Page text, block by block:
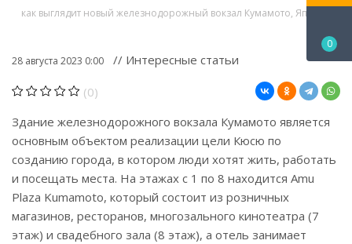
как выглядит новый железнодорожный вокзал Кумамото, Япония
28 августа 2023 0:00 // Интересные статьи
(0)
Здание железнодорожного вокзала Кумамото является
основным объектом реализации цели Кюсю по
созданию города, в котором люди хотят жить, работать
и посещать места. На этажах с 1 по 8 находится Amu
Plaza Kumamoto, который состоит из розничных
магазинов, ресторанов, многозального кинотеатра (7
этаж) и свадебного зала (8 этаж), а отель занимает
0